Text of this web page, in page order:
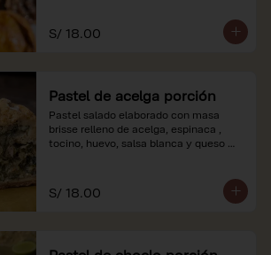
S/ 18.00
Pastel de acelga porción
Pastel salado elaborado con masa
brisse relleno de acelga, espinaca ,
tocino, huevo, salsa blanca y queso
*Nuestros precios están expresados en
soles e incluyen impuestos de ley y
S/ 18.00